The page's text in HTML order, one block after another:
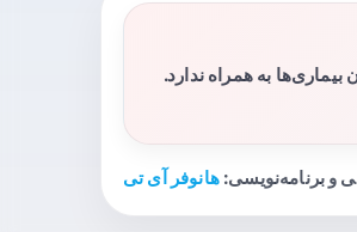
به همراه ندارد.
و برنامه‌نویسی:هانوفر آی تی